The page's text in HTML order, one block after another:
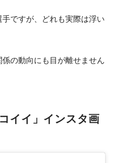
ですが、どれも実際は浮い
の動向にも目が離せません
イイ」インスタ画